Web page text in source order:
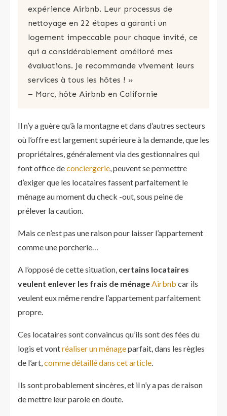
expérience Airbnb. Leur processus de
nettoyage en 22 étapes a garanti un
logement impeccable pour chaque invité, ce
qui a considérablement amélioré mes
évaluations. Je recommande vivement leurs
services à tous les hôtes ! »
– Marc, hôte Airbnb en Californie​
Il n’y a guère qu’à la montagne et dans d’autres secteurs
où l’offre est largement supérieure à la demande, que les
propriétaires, généralement via des gestionnaires qui
font office deconciergerie, peuvent se permettre
d’exiger que les locataires fassent parfaitement le
ménage au moment du check -out, sous peine de
prélever la caution.
Mais ce n’est pas une raison pour laisser l’appartement
comme une porcherie…
A l’opposé de cette situation, certains locataires
veulent enlever les frais de ménageAirbnb car ils
veulent eux même rendre l’appartement parfaitement
propre.
Ces locataires sont convaincus qu’ils sont des fées du
logis et vontréaliser un ménageparfait, dans les règles
de l’art,comme détaillé dans cet article.
Ils sont probablement sincères, et il n’y a pas de raison
de mettre leur parole en doute.